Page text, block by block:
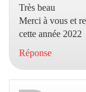
Très beau
Merci à vous et
cette année 2022
Réponse